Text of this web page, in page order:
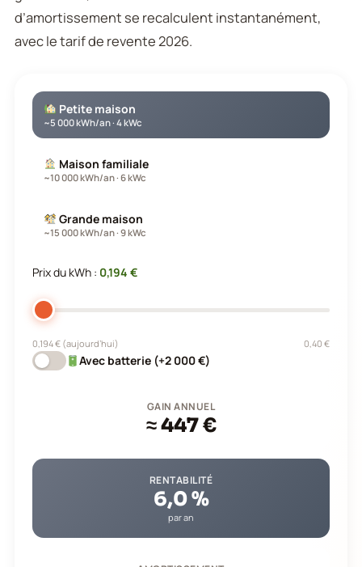
d’amortissement se recalculent instantanément,
avec le tarif de revente 2026.
Petite maison
~5 000 kWh/an · 4 kWc
Maison familiale
~10 000 kWh/an · 6 kWc
Grande maison
~15 000 kWh/an · 9 kWc
Prix du kWh : 0,194 €
0,194 € (aujourd’hui) 0,40 €
Avec batterie (+2 000 €)
GAIN ANNUEL
≈ 447 €
RENTABILITÉ
6,0 %
par an